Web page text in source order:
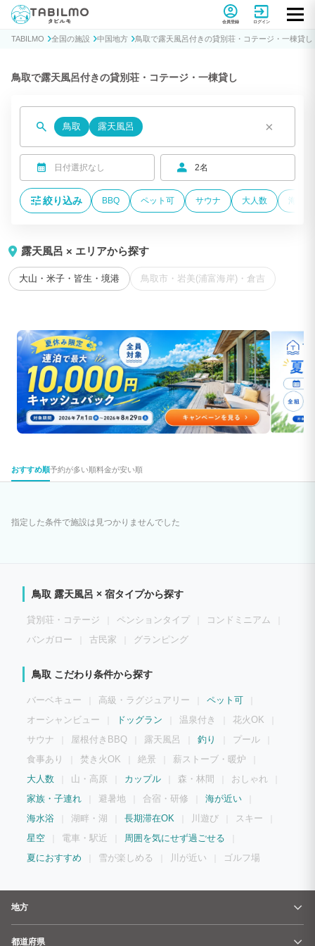
貸別荘コテージ・一棟貸し宿泊予約サイトTABILMO(タビルモ)
会員登録 ログイン
TABILMO 全国の施設 中国地方 鳥取で露天風呂付きの貸別荘・コテージ・一棟貸し
鳥取で露天風呂付きの貸別荘・コテージ・一棟貸し
鳥取 露天風呂 ×
日付選択なし 2名
絞り込み BBQ ペット可 サウナ 大人数 海が
露天風呂 × エリアから探す
大山・米子・皆生・境港 鳥取市・岩美(浦富海岸)・倉吉
おすすめ順予約が多い順料金が安い順
指定した条件で施設は見つかりませんでした
鳥取 露天風呂 × 宿タイプから探す
貸別荘・コテージ ペンションタイプ
コンドミニアム
バンガロー
古民家 グランピング
鳥取 こだわり条件から探す
バーベキュー 高級・ラグジュアリー
ペット可
オーシャンビュー
ドッグラン 温泉付き
花火OK
サウナ
屋根付きBBQ 露天風呂 釣り
プール
食事あり
焚き火OK 絶景
薪ストーブ・暖炉
大人数
山・高原 カップル 森・林間
おしゃれ
家族・子連れ
避暑地 合宿・研修
海が近い
海水浴
湖畔・湖 長期滞在OK 川遊び
スキー
星空
電車・駅近
周囲を気にせず過ごせる
夏におすすめ
雪が楽しめる 川が近い ゴルフ場
地方
都道府県